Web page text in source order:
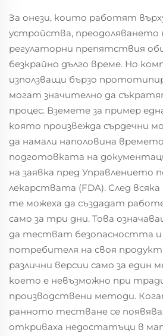
За онези, които работят
устройства, преодоляването
регулаторни препятствия
безкрайно дълго време. Но
използващи бързо
могат значително да
процес. Вземете за пример
която произвежда сърдечни
да намали наполовина
подготовката на
на заявка пред Управлението
лекарствата (FDA). След
те можеха да създадат
само за три дни. Това
да тестват безопасността
потребителя на своя
различни версии само за един
което е невъзможно при
производствени методи.
ранното тестване се
откриваха недостатъци в